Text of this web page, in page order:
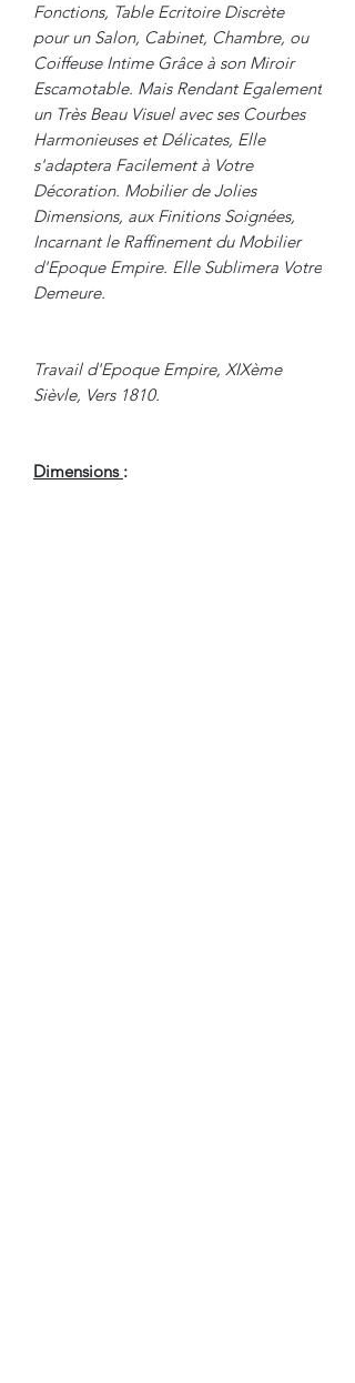
Fonctions, Table Ecritoire Discrète
pour un Salon, Cabinet, Chambre, ou
Coiffeuse Intime Grâce à son Miroir
Escamotable. Mais Rendant Egalement
un Très Beau Visuel avec ses Courbes
Harmonieuses et Délicates, Elle
s'adaptera Facilement à Votre
Décoration. Mobilier de Jolies
Dimensions, aux Finitions Soignées,
Incarnant le Raffinement du Mobilier
d'Epoque Empire. Elle Sublimera Votre
Demeure.
Travail d'Epoque Empire, XIXème
Sièvle, Vers 1810.
Dimensions :